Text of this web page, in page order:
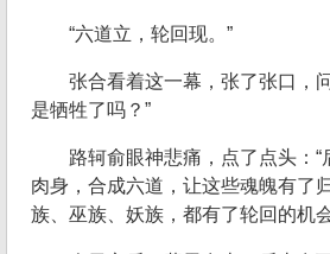
“六道立，轮回现。”
张合看着这一幕，张了张口，
是牺牲了吗？”
路轲俞眼神悲痛，点了点头：
肉身，合成六道，让这些魂魄有了
族、巫族、妖族，都有了轮回的机